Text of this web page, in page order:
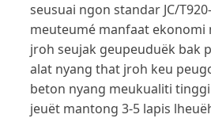
seusuai ngon standar JC/
meuteumé manfaat ekonomi
jroh seujak geupeuduëk bak
alat nyang that jroh keu
beton nyang meukualiti
jeuët mantong 3-5 lapis